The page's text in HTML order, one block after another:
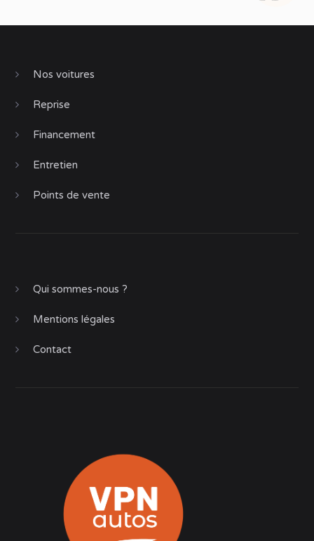
Nos voitures
Reprise
Financement
Entretien
Points de vente
Qui sommes-nous ?
Mentions légales
Contact